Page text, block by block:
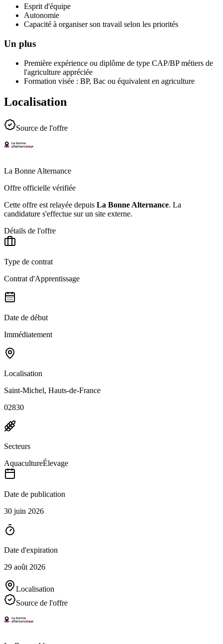
Esprit d'équipe
Autonomie
Capacité à organiser son travail selon les priorités
Un plus
Première expérience ou diplôme de type CAP/BP métiers de
l'agriculture appréciée
Formation visée : BP, Bac ou équivalent en agriculture
Localisation
Source de l'offre
La Bonne Alternance
Offre officielle vérifiée
Cette offre est relayée depuis La Bonne Alternance. La
candidature s'effectue sur un site externe.
Détails de l'offre
Type de contrat
Contrat d'Apprentissage
Date de début
Immédiatement
Localisation
Saint-Michel, Hauts-de-France
02830
Secteurs
AquacultureÉlevage
Date de publication
30 juin 2026
Date d'expiration
29 août 2026
Localisation
Source de l'offre